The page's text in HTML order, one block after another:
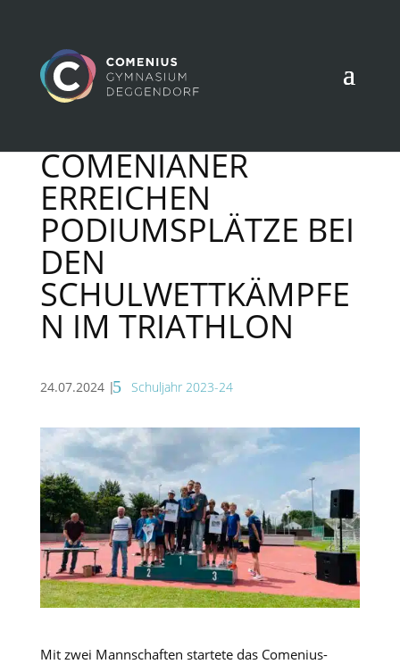
COMENIANER
ERREICHEN
PODIUMSPLÄTZE BEI
DEN
SCHULWETTKÄMPFE
N IM TRIATHLON
24.07.2024| Schuljahr 2023-24
Mit zwei Mannschaften startete das Comenius-